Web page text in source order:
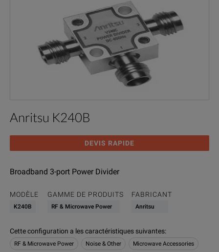
Anritsu K240B
DEVIS RAPIDE
Broadband 3-port Power Divider
MODÈLE
K240B
GAMME DE PRODUITS
RF & Microwave Power
FABRICANT
Anritsu
Cette configuration a les caractéristiques suivantes:
RF & Microwave Power Noise & Other Microwave Accessories